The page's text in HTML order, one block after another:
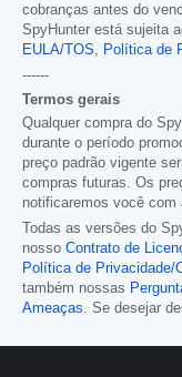
cobranças antes do
SpyHunter está sujeita
EULA/TOS, Política de
------
Termos gerais
Qualquer compra do
durante o período
preço padrão vigente
compras futuras. Os
notificaremos você com
Todas as versões do
nosso Contrato de
Política de Privacidade/
também nossas
Ameaças. Se desejar